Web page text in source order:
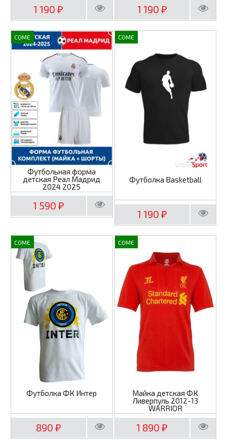
1 190₽ 1 190 ₽
COME
Футбольная форма
детская Реал Мадрид
2024 2025
1 590 ₽
COME
Футболка Basketball
1 190 ₽
COME
Футболка ФК Интер
890 ₽
COME
Майка детская ФК
Ливерпуль 2012-13
WARRIOR
1 890₽